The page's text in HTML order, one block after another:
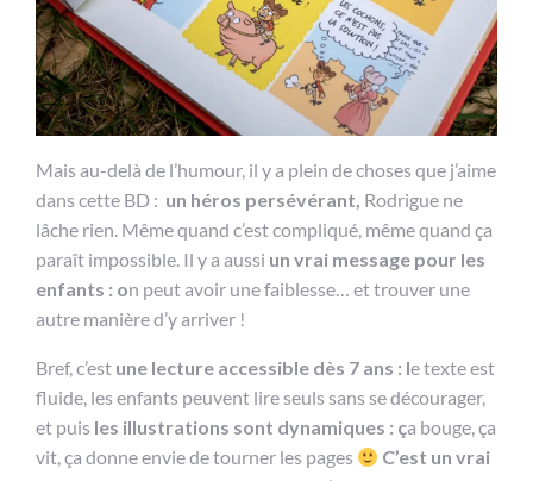
Mais au-delà de l’humour, il y a plein de choses que j’aime
dans cette BD : un héros persévérant, Rodrigue ne
lâche rien. Même quand c’est compliqué, même quand ça
paraît impossible. Il y a aussi un vrai message pour les
enfants : on peut avoir une faiblesse… et trouver une
autre manière d’y arriver !
Bref, c’est une lecture accessible dès 7 ans : le texte est
fluide, les enfants peuvent lire seuls sans se décourager,
et puis les illustrations sont dynamiques : ça bouge, ça
vit, ça donne envie de tourner les pages
C’est un vrai